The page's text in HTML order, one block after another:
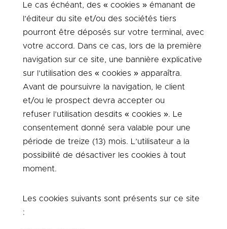
Le cas échéant, des « cookies » émanant de
l’éditeur du site et/ou des sociétés tiers
pourront être déposés sur votre terminal, avec
votre accord. Dans ce cas, lors de la première
navigation sur ce site, une bannière explicative
sur l’utilisation des « cookies » apparaîtra.
Avant de poursuivre la navigation, le client
et/ou le prospect devra accepter ou
refuser l’utilisation desdits « cookies ». Le
consentement donné sera valable pour une
période de treize (13) mois. L’utilisateur a la
possibilité de désactiver les cookies à tout
moment.
Les cookies suivants sont présents sur ce site
: